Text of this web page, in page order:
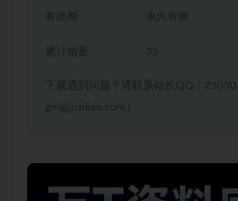
有效期 永久有效
累计销量 32
下载遇到问题？请联系站长QQ：
gm@juziliao.com）